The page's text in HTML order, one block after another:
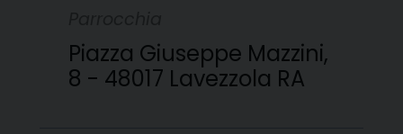
Piazza Giuseppe Mazzini,
8 - 48017 Lavezzola RA